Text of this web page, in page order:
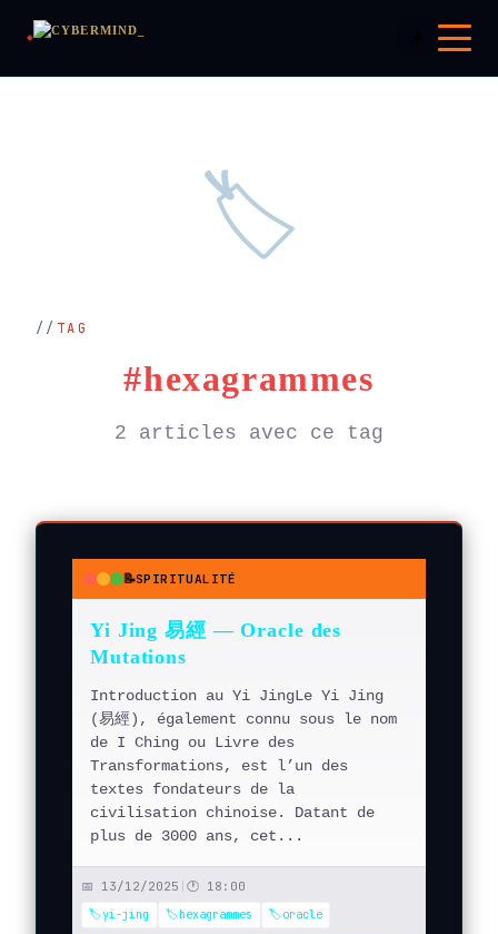
🏷️
TAG
#hexagrammes
2 articles avec ce tag
● ● ●📝SPIRITUALITÉ
Yi Jing 易經 — Oracle des
Mutations
Introduction au Yi JingLe Yi Jing
(易經), également connu sous le nom
de I Ching ou Livre des
Transformations, est l’un des
textes fondateurs de la
civilisation chinoise. Datant de
plus de 3000 ans, cet...
📅 13/12/2025 | 🕐 18:00
🏷️yi-jing
🏷️hexagrammes 🏷️oracle